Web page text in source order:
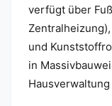
verfügt über
und
in